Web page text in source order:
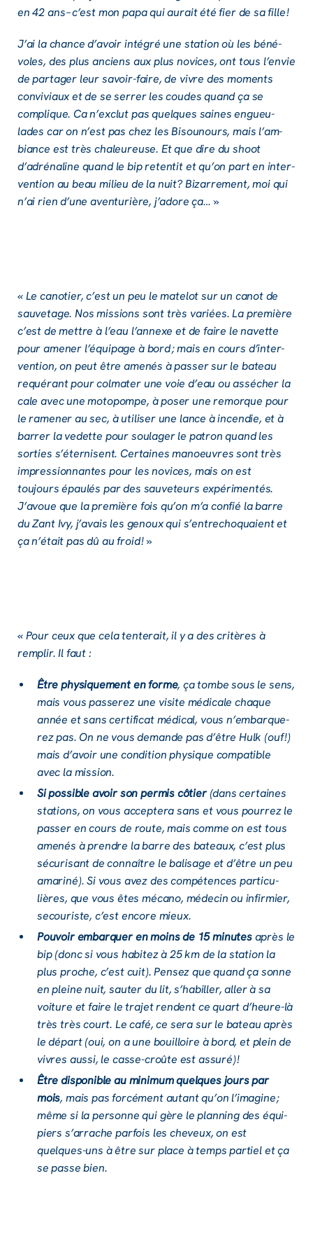
en 42 ans – c’est mon papa qui aurait été fier de sa fille !
J’ai la chance d’avoir inté­gré une station où les béné­
voles, des plus anciens aux plus novices, ont tous l’en­vie
de parta­ger leur savoir-faire, de vivre des moments
convi­viaux et de se serrer les coudes quand ça se
complique. Ca n’ex­clut pas quelques saines engueu­
lades car on n’est pas chez les Bisou­nours, mais l’am­
biance est très chaleu­reuse. Et que dire du shoot
d’adré­na­line quand le bip reten­tit et qu’on part en inter­
ven­tion au beau milieu de la nuit? Bizar­re­ment, moi qui
n’ai rien d’une aven­tu­rière, j’adore ça… »
« Le cano­tier, c’est un peu le mate­lot sur un canot de
sauve­tage. Nos missions sont très variées. La première
c’est de mettre à l’eau l’an­nexe et de faire le navette
pour amener l’équi­page à bord ; mais en cours d’in­ter­
ven­tion, on peut être amenés à passer sur le bateau
requé­rant pour colma­ter une voie d’eau ou assé­cher la
cale avec une moto­pompe, à poser une remorque pour
le rame­ner au sec, à utili­ser une lance à incen­die, et à
barrer la vedette pour soula­ger le patron quand les
sorties s’éter­nisent. Certaines manoeuvres sont très
impres­sion­nantes pour les novices, mais on est
toujours épau­lés par des sauve­teurs expé­ri­men­tés.
J’avoue que la première fois qu’on m’a confié la barre
du Zant Ivy, j’avais les genoux qui s’en­tre­choquaient et
ça n’était pas dû au froid ! »
« Pour ceux que cela tente­rait, il y a des critères à
remplir. Il faut :
Être physique­ment en forme, ça tombe sous le sens,
mais vous passe­rez une visite médi­cale chaque
année et sans certi­fi­cat médi­cal, vous n’em­barque­
rez pas. On ne vous demande pas d’être Hulk (ouf !)
mais d’avoir une condi­tion physique compa­tible
avec la mission.
Si possible avoir son permis côtier(dans certaines
stations, on vous accep­tera sans et vous pour­rez le
passer en cours de route, mais comme on est tous
amenés à prendre la barre des bateaux, c’est plus
sécu­ri­sant de connaître le bali­sage et d’être un peu
amariné). Si vous avez des compé­tences parti­cu­
lières, que vous êtes mécano, méde­cin ou infir­mier,
secou­riste, c’est encore mieux.
Pouvoir embarquer en moins de 15 minutesaprès le
bip (donc si vous habi­tez à 25 km de la station la
plus proche, c’est cuit). Pensez que quand ça sonne
en pleine nuit, sauter du lit, s’ha­biller, aller à sa
voiture et faire le trajet rendent ce quart d’heure-là
très très court. Le café, ce sera sur le bateau après
le départ (oui, on a une bouilloire à bord, et plein de
vivres aussi, le casse-croûte est assuré) !
Être dispo­nible au mini­mum quelques jours par
mois, mais pas forcé­ment autant qu’on l’ima­gine ;
même si la personne qui gère le plan­ning des équi­
piers s’ar­rache parfois les cheveux, on est
quelques-uns à être sur place à temps partiel et ça
se passe bien.